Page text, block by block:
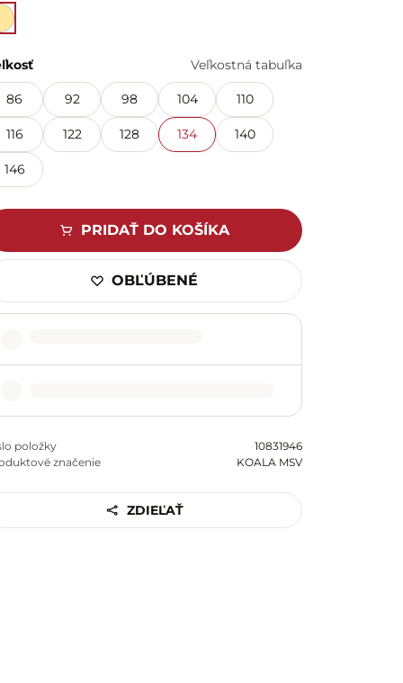
Veľkostná tabuľka
86 92 98 104 110
116 122 128 134 140
146
PRIDAŤ DO KOŠÍKA
OBĽÚBENÉ
položky
10831946
značenie
KOALA MSV
ZDIEĽAŤ